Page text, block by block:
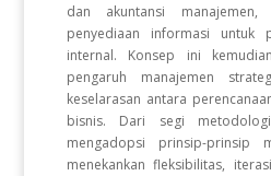
dan akuntansi
penyediaan informasi untuk
internal. Konsep ini
pengaruh manajemen
keselarasan antara
bisnis. Dari segi
mengadopsi prinsip-prinsip
menekankan fleksibilitas,